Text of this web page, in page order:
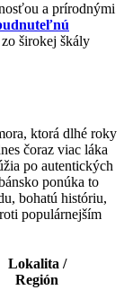
a prírodnými
širokej škály
ktorá dlhé roky
čoraz viac láka
po autentických
ponúka to
bohatú históriu,
populárnejším
Lokalita /
Región